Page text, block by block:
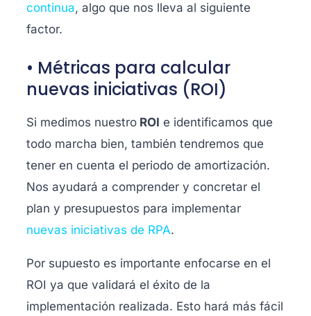
continua, algo que nos lleva al siguiente
factor.
• Métricas para calcular
nuevas iniciativas (ROI)
Si medimos nuestro ROI e identificamos que
todo marcha bien, también tendremos que
tener en cuenta el periodo de amortización.
Nos ayudará a comprender y concretar el
plan y presupuestos para implementar
nuevas iniciativas de RPA.
Por supuesto es importante enfocarse en el
ROI ya que validará el éxito de la
implementación realizada. Esto hará más fácil